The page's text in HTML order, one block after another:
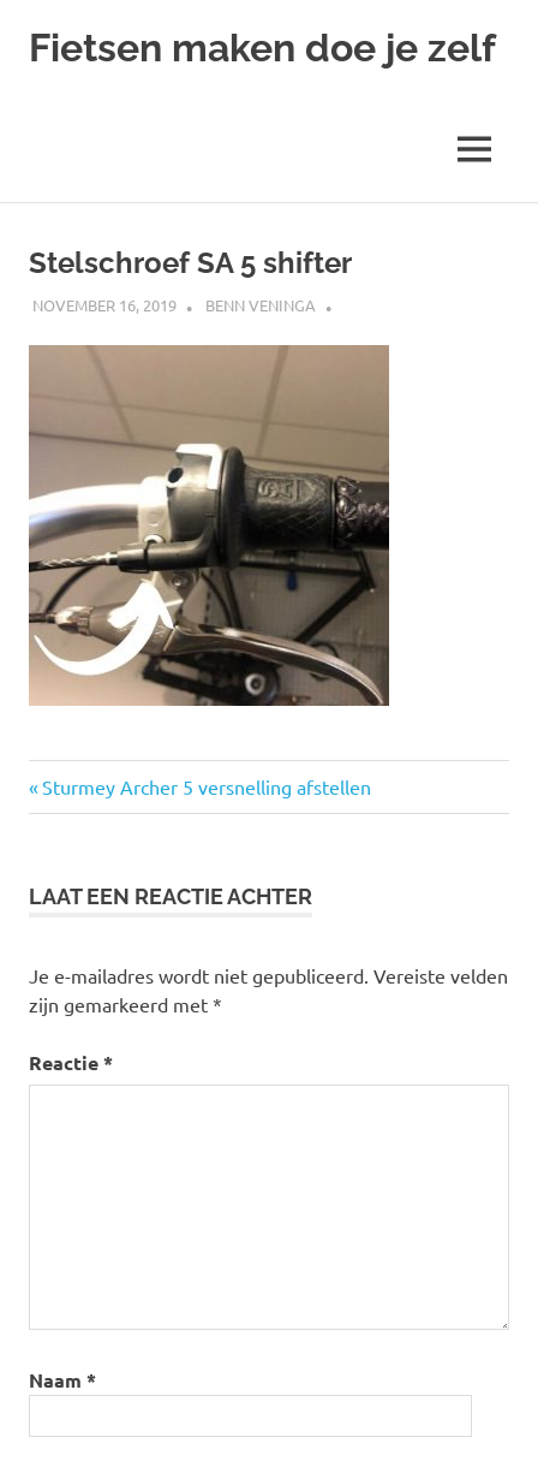
Fietsen maken doe je zelf
MENU
Stelschroef SA 5 shifter
NOVEMBER 16, 2019 BENN VENINGA
Bericht
Vorige
bericht:
Sturmey Archer 5 versnelling afstellen
LAAT EEN REACTIE ACHTER
Je e-mailadres wordt niet gepubliceerd. Vereiste velden
zijn gemarkeerd met *
Reactie*
Naam *